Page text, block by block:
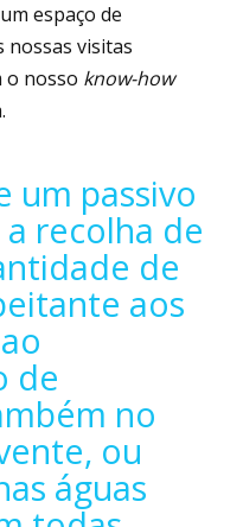
espaço de
nossas visitas
o nosso know-how
um passivo
recolha de
de
aos
de
no
ou
águas